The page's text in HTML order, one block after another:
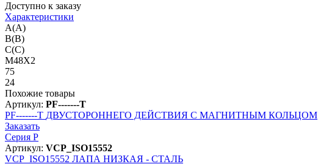
Доступно к заказу
Характеристики
A(A)
B(B)
C(C)
M48X2
75
24
Похожие товары
Артикул: PF-------T
PF-------T ДВУСТОРОННЕГО ДЕЙСТВИЯ С МАГНИТНЫМ КОЛЬЦОМ
Заказать
Серия P
Артикул: VCP_ISO15552
VCP_ISO15552 ЛАПА НИЗКАЯ - СТАЛЬ